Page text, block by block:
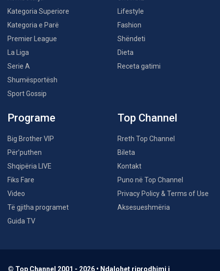
Kategoria Superiore
Kategoria e Parë
Premier League
La Liga
Serie A
Shumësportësh
Sport Gossip
Lifestyle
Fashion
Shëndeti
Dieta
Receta gatimi
Programe
Big Brother VIP
Për’puthen
Shqipëria LIVE
Fiks Fare
Video
Të gjitha programet
Guida TV
Top Channel
Rreth Top Channel
Bileta
Kontakt
Puno në Top Channel
Privacy Policy & Terms of Use
Aksesueshmëria
© Top Channel 2001 - 2026 • Ndalohet riprodhimi i